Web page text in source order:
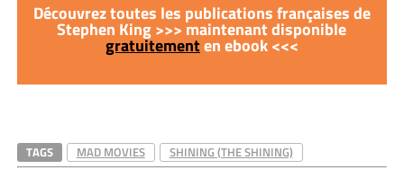
Découvrez toutes les publications françaises de
Stephen King >>> maintenant disponible
gratuitementen ebook <<<
TAGS MAD MOVIES SHINING (THE SHINING)